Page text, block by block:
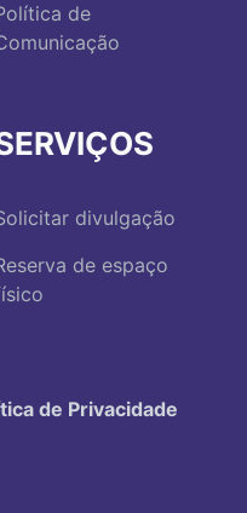
de
divulgação
de espaço
de Privacidade